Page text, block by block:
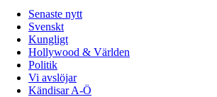
Senaste nytt
Svenskt
Kungligt
Hollywood & Världen
Politik
Vi avslöjar
Kändisar A-Ö